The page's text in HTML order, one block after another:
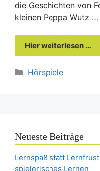
die Geschichten von
kleinen Peppa Wutz …
Hier weiterlesen …
Kategorien
Hörspiele
Neueste Beiträge
Lernspaß statt
spielerisches Lernen